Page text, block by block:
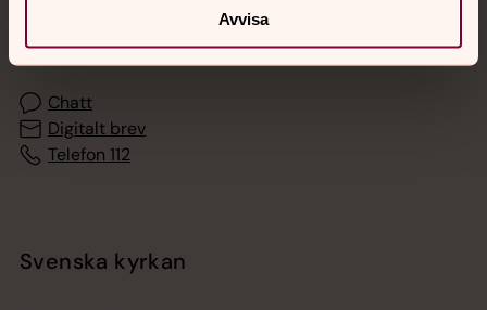
Avvisa
Akut samtals- och krisstöd. Prata eller chatta anonymt
med en präst på kvällar och nätter.
Chatt
Digitalt brev
Telefon 112
Svenska kyrkan